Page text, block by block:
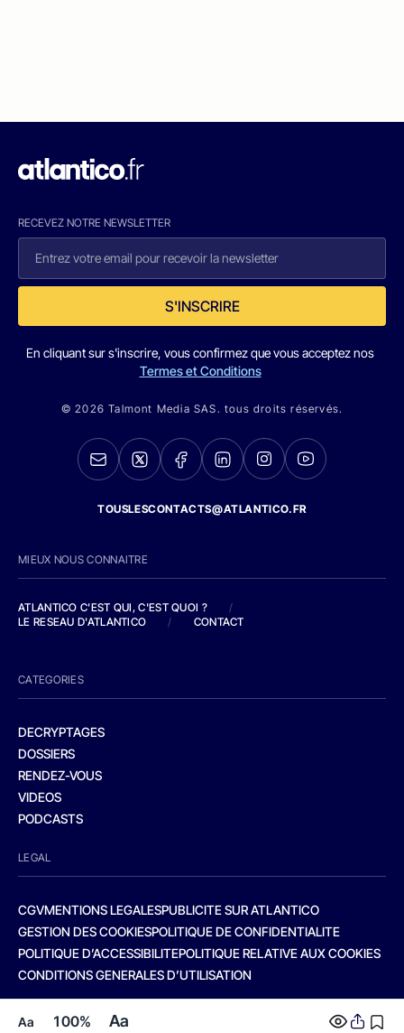
Aa 100% Aa
RECEVEZ NOTRE NEWSLETTER
S'INSCRIRE
En cliquant sur s'inscrire, vous confirmez que vous acceptez nos
Termes et Conditions
© 2026 Talmont Media SAS. tous droits réservés.
TOUSLESCONTACTS@ATLANTICO.FR
MIEUX NOUS CONNAITRE
ATLANTICO C'EST QUI, C'EST QUOI ?
/
LE RESEAU D'ATLANTICO
/ CONTACT
CATEGORIES
DECRYPTAGES
DOSSIERS
RENDEZ-VOUS
VIDEOS
PODCASTS
LEGAL
CGVMENTIONS LEGALESPUBLICITE SUR ATLANTICO
GESTION DES COOKIESPOLITIQUE DE CONFIDENTIALITE
POLITIQUE D’ACCESSIBILITEPOLITIQUE RELATIVE AUX COOKIES
CONDITIONS GENERALES D’UTILISATION